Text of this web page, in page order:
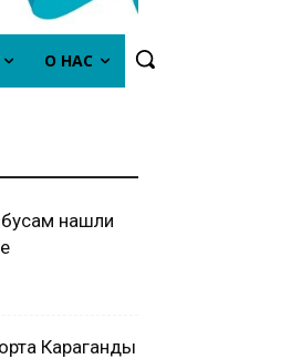
О НАС
нашли
Караганды